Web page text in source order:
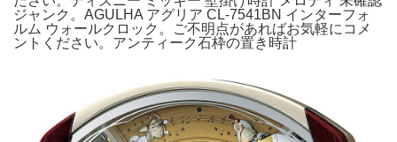
ジャンク。AGULHA アグリア CL-7541BN インターフォ
ルム ウォールクロック。ご不明点があればお気軽にコメ
ントください。アンティーク石枠の置き時計